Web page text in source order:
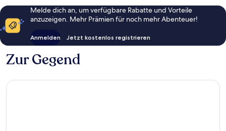
Melde dich an, um verfügbare Rabatte und Vorteile
anzuzeigen. Mehr Prämien für noch mehr Abenteuer!
Anmelden Jetzt kostenlos registrieren
Zur Gegend